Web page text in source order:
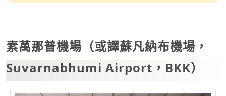
素萬那普機場（或譯蘇凡納布機場，
Suvarnabhumi Airport，BKK）